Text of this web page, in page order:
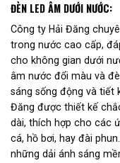
ĐÈN LED ÂM DƯỚI NƯỚC:
Công ty Hải Đăng
trong nước cao cấp,
cho không gian dưới
âm nước đổi màu và
sáng sống động và tiết
Đăng được thiết kế
dài, thích hợp cho các
cá, hồ bơi, hay đài
những dải ánh sáng